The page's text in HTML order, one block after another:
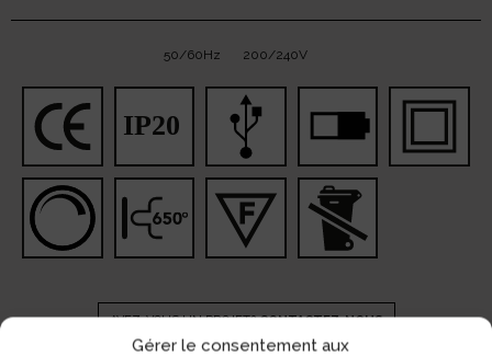
Gérer le consentement aux
50/60Hz 200/240V
AVEZ-VOUS UN PROJET?CONTACTEZ-NOUS